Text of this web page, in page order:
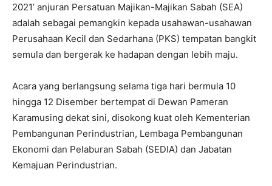
2021’ anjuran Persatuan Majikan-Majikan Sabah (SEA)
adalah sebagai pemangkin kepada usahawan-usahawan
Perusahaan Kecil dan Sedarhana (PKS) tempatan bangkit
semula dan bergerak ke hadapan dengan lebih maju.
Acara yang berlangsung selama tiga hari bermula 10
hingga 12 Disember bertempat di Dewan Pameran
Karamusing dekat sini, disokong kuat oleh Kementerian
Pembangunan Perindustrian, Lembaga Pembangunan
Ekonomi dan Pelaburan Sabah (SEDIA) dan Jabatan
Kemajuan Perindustrian.